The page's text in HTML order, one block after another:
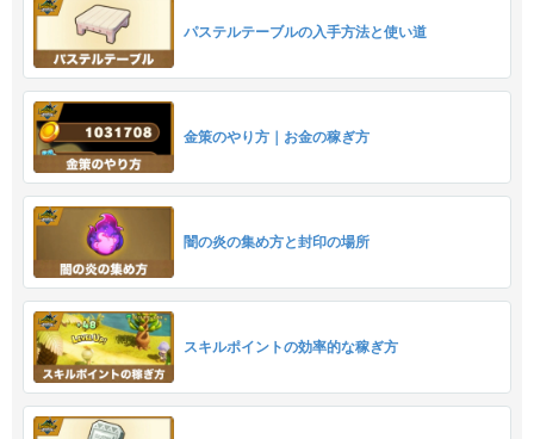
パステルテーブルの入手方法と使い道
金策のやり方｜お金の稼ぎ方
闇の炎の集め方と封印の場所
スキルポイントの効率的な稼ぎ方